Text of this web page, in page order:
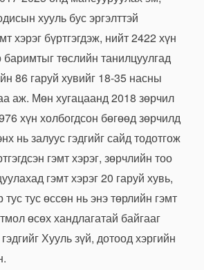
хууль бус эргэлттэй
хэрэг бүртгэгдэж, нийт 2422 хүн
баримтыг төслийн танилцуулгад
86 гаруй хувийг 18-35 насны
аж. Мөн хугацаанд 2018 зөрчил
хүн холбогдсон бөгөөд зөрчилд
нь залуус гэдгийг сайд тодотгож
гэмт хэрэг, зөрчлийн тоо
гэмт хэрэг 20 гаруй хувь,
тус өссөн нь энэ төрлийн гэмт
өсөх хандлагатай байгааг
Хууль зүй, дотоод хэргийн